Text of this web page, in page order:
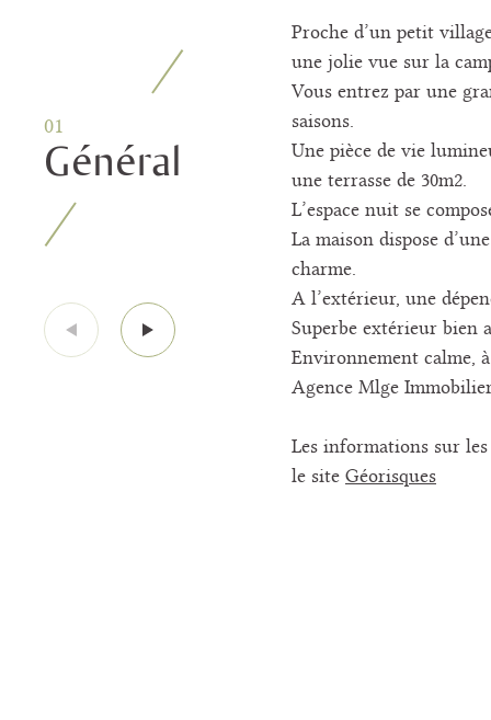
01
Général
Proche d’un petit
une jolie vue sur la
Vous entrez par une
saisons.
Une pièce de vie
une terrasse de 30m2.
L’espace nuit se
La maison dispose
charme.
A l’extérieur, une
Superbe extérieur bien
Environnement calme,
Agence Mlge
Les informations sur
le site Géorisques